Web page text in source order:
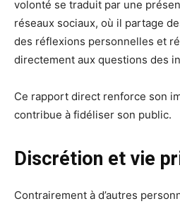
volonté se traduit par une
réseaux sociaux, où il partage
des réflexions personnelles et
directement aux questions des
Ce rapport direct renforce son
contribue à fidéliser son public.
Discrétion et vie
Contrairement à d’autres